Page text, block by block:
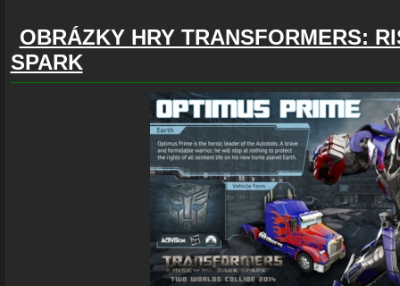
OBRÁZKY HRY TRANSFORMERS:
SPARK